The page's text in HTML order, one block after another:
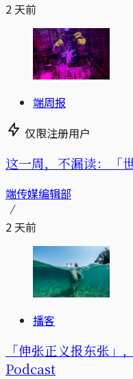
2 天前
端周报
仅限注册用户
这一周，不漏读：「
端传媒编辑部
2 天前
播客
「伸张正义报东张」
Podcast